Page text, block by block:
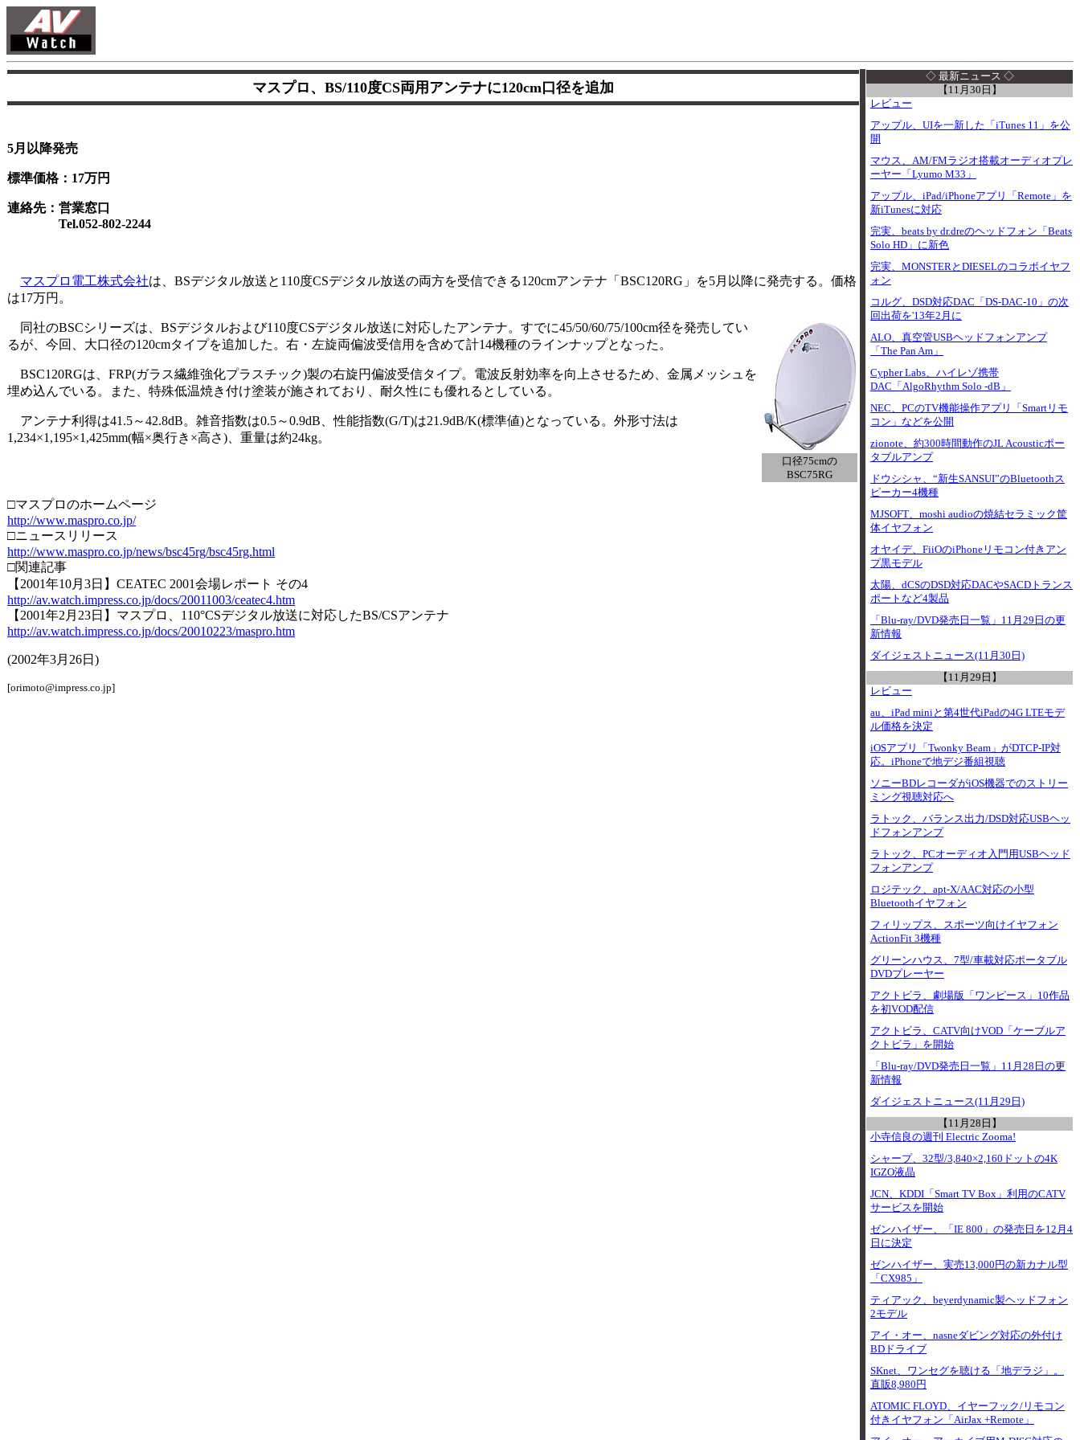
マスプロ、BS/110度CS両用アンテナに120cm口径を追加
5月以降発売
標準価格：17万円
連絡先：営業窓口
Tel.052-802-2244
マスプロ電工株式会社は、BSデジタル放送と110度CSデジタル放送の両方を受信できる120cmアンテナ「BSC120RG」を5月以降に発売する。価格
は17万円。
口径75cmの
BSC75RG
同社のBSCシリーズは、BSデジタルおよび110度CSデジタル放送に対応したアンテナ。すでに45/50/60/75/100cm径を発売してい
るが、今回、大口径の120cmタイプを追加した。右・左旋両偏波受信用を含めて計14機種のラインナップとなった。
BSC120RGは、FRP(ガラス繊維強化プラスチック)製の右旋円偏波受信タイプ。電波反射効率を向上させるため、金属メッシュを
埋め込んでいる。また、特殊低温焼き付け塗装が施されており、耐久性にも優れるとしている。
アンテナ利得は41.5～42.8dB。雑音指数は0.5～0.9dB、性能指数(G/T)は21.9dB/K(標準値)となっている。外形寸法は
1,234×1,195×1,425mm(幅×奥行き×高さ)、重量は約24kg。
□マスプロのホームページ
http://www.maspro.co.jp/
□ニュースリリース
http://www.maspro.co.jp/news/bsc45rg/bsc45rg.html
□関連記事
【2001年10月3日】CEATEC 2001会場レポート その4
http://av.watch.impress.co.jp/docs/20011003/ceatec4.htm
【2001年2月23日】マスプロ、110°CSデジタル放送に対応したBS/CSアンテナ
http://av.watch.impress.co.jp/docs/20010223/maspro.htm
(2002年3月26日)
[orimoto@impress.co.jp]
◇ 最新ニュース ◇
【11月30日】
レビュー
アップル、UIを一新した「iTunes 11」を公
開
マウス、AM/FMラジオ搭載オーディオプレ
ーヤー「Lyumo M33」
アップル、iPad/iPhoneアプリ「Remote」を
新iTunesに対応
完実、beats by dr.dreのヘッドフォン「Beats
Solo HD」に新色
完実、MONSTERとDIESELのコラボイヤフ
ォン
コルグ、DSD対応DAC「DS-DAC-10」の次
回出荷を'13年2月に
ALO、真空管USBヘッドフォンアンプ
「The Pan Am」
Cypher Labs、ハイレゾ携帯
DAC「AlgoRhythm Solo -dB」
NEC、PCのTV機能操作アプリ「Smartリモ
コン」などを公開
zionote、約300時間動作のJL Acousticポー
タブルアンプ
ドウシシャ、“新生SANSUI”のBluetoothス
ピーカー4機種
MJSOFT、moshi audioの焼結セラミック筐
体イヤフォン
オヤイデ、FiiOのiPhoneリモコン付きアン
プ黒モデル
太陽、dCSのDSD対応DACやSACDトランス
ポートなど4製品
「Blu-ray/DVD発売日一覧」11月29日の更
新情報
ダイジェストニュース(11月30日)
【11月29日】
レビュー
au、iPad miniと第4世代iPadの4G LTEモデ
ル価格を決定
iOSアプリ「Twonky Beam」がDTCP-IP対
応。iPhoneで地デジ番組視聴
ソニーBDレコーダがiOS機器でのストリー
ミング視聴対応へ
ラトック、バランス出力/DSD対応USBヘッ
ドフォンアンプ
ラトック、PCオーディオ入門用USBヘッド
フォンアンプ
ロジテック、apt-X/AAC対応の小型
Bluetoothイヤフォン
フィリップス、スポーツ向けイヤフォン
ActionFit 3機種
グリーンハウス、7型/車載対応ポータブル
DVDプレーヤー
アクトビラ、劇場版「ワンピース」10作品
を初VOD配信
アクトビラ、CATV向けVOD「ケーブルア
クトビラ」を開始
「Blu-ray/DVD発売日一覧」11月28日の更
新情報
ダイジェストニュース(11月29日)
【11月28日】
小寺信良の週刊 Electric Zooma!
シャープ、32型/3,840×2,160ドットの4K
IGZO液晶
JCN、KDDI「Smart TV Box」利用のCATV
サービスを開始
ゼンハイザー、「IE 800」の発売日を12月4
日に決定
ゼンハイザー、実売13,000円の新カナル型
「CX985」
ティアック、beyerdynamic製ヘッドフォン
2モデル
アイ・オー、nasneダビング対応の外付け
BDドライブ
SKnet、ワンセグを聴ける「地デラジ」。
直販8,980円
ATOMIC FLOYD、イヤーフック/リモコン
付きイヤフォン「AirJax +Remote」